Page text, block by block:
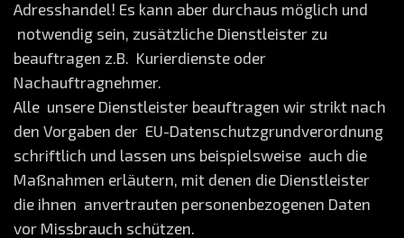
Adresshandel! Es kann aber durchaus möglich und
notwendig sein, zusätzliche Dienstleister zu
beauftragen z.B. Kurierdienste oder
Nachauftragnehmer.
Alle unsere Dienstleister beauftragen wir strikt nach
den Vorgaben der EU-Datenschutzgrundverordnung
schriftlich und lassen uns beispielsweise auch die
Maßnahmen erläutern, mit denen die Dienstleister
die ihnen anvertrauten personenbezogenen Daten
vor Missbrauch schützen.